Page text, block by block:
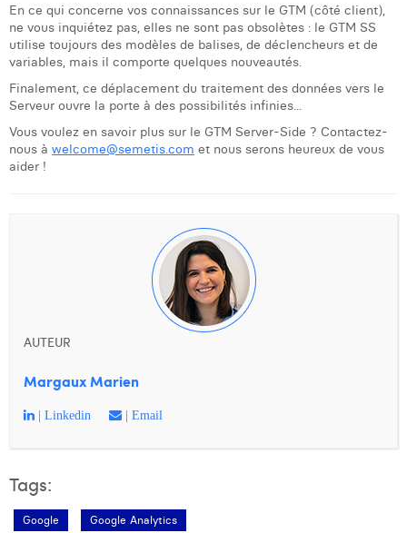
En ce qui concerne vos connaissances sur le GTM (côté client),
ne vous inquiétez pas, elles ne sont pas obsolètes : le GTM SS
utilise toujours des modèles de balises, de déclencheurs et de
variables, mais il comporte quelques nouveautés.
Finalement, ce déplacement du traitement des données vers le
Serveur ouvre la porte à des possibilités infinies...
Vous voulez en savoir plus sur le GTM Server-Side ? Contactez-
nous à welcome@semetis.com et nous serons heureux de vous
aider !
AUTEUR
Margaux Marien
| Linkedin | Email
Tags:
Google Google Analytics